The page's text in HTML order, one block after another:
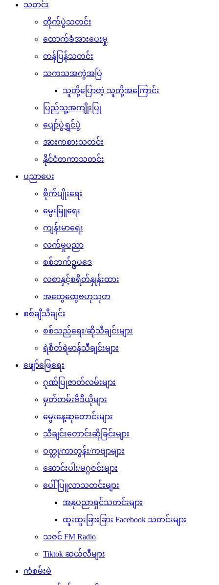
သတင်း
တိုက်ပွဲသတင်း
ထောက်ခံအားပေးမှု
တန်ပြန်သတင်း
သကသအကွဲအပြဲ
သူတို့ပြောတဲ့ သူတို့အကြောင်း
ပြည်သူ့အကျိုးပြု
ပျော်ပွဲရွှင်ပွဲ
အားကစားသတင်း
နိုင်ငံတကာသတင်း
ပညာပေး
စိုက်ပျိုးရေး
မွေးမြူရေး
ကျန်းမာရေး
လက်မှုပညာ
စစ်ဘက်ဥပဒေ
လစာနှင့်စရိတ်နှုန်းထား
အထွေထွေဗဟုသုတ
စစ်ချီသီချင်း
စစ်သည်ရေး/ဆိုသီချင်းများ
ရဲစိတ်ရဲမာန်သီချင်းများ
ဖျော်ဖြေရေး
ဂုဏ်ပြုဇာတ်လမ်းများ
မှတ်တမ်းဗီဒီယိုများ
မွေးနေ့ဆုတောင်းများ
သီချင်းတောင်းဆိုခြင်းများ
ဝတ္ထု/ကာတွန်း/ကဗျာများ
ဆောင်းပါး/မဂ္ဂဇင်းများ
ပေါ်ပြူလာသတင်းများ
အနုပညာရှင်သတင်းများ
ထူးထူးခြားခြား Facebook သတင်းများ
သဇင် FM Radio
Tiktok ဆယ်လီများ
ကံစမ်းမဲ